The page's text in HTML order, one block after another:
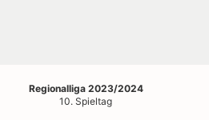
Regionalliga 2023/2024
10. Spieltag